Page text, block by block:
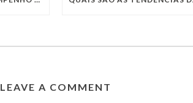
LEAVE A COMMENT